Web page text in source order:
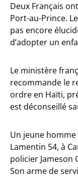
Deux Français
Port-au-Prince.
pas encore
d’adopter un
Le ministère
recommande le
ordre en Haïti,
est déconseillé
Un jeune
Lamentin 54, à
policier Jameson
Son arme de